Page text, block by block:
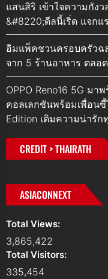
แสนสิริ เข้าใจความกัง
&#8220;ดีลนี้เริ่ด แจก
อิมแพ็คชวนครอบครัวฉ
จาก 5 ร้านอาหาร ตลอ
OPPO Reno16 5G มา
คอลเลกชันพร้อมเพื่อน
Edition เติมความน่ารัก
CREDIT > THAIRATH
ASIACONNEXT
Total Views:
3,865,422
Total Visitors:
335,454